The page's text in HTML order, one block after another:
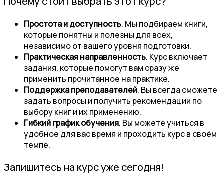
Простота и доступность. Мы подбираем книги,
которые понятны и полезны для всех,
независимо от вашего уровня подготовки.
Практическая направленность. Курс включает
задания, которые помогут вам сразу же
применить прочитанное на практике.
Поддержка преподавателей. Вы всегда сможете
задать вопросы и получить рекомендации по
выбору книг и их применению.
Гибкий график обучения. Вы можете учиться в
удобное для вас время и проходить курс в своём
темпе.
Запишитесь на курс уже сегодня!